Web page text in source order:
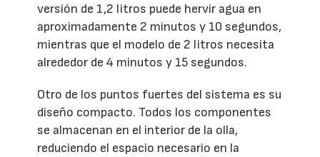
versión de 1,2 litros puede hervir agua en
aproximadamente 2 minutos y 10 segundos,
mientras que el modelo de 2 litros necesita
alrededor de 4 minutos y 15 segundos.
Otro de los puntos fuertes del sistema es su
diseño compacto. Todos los componentes
se almacenan en el interior de la olla,
reduciendo el espacio necesario en la